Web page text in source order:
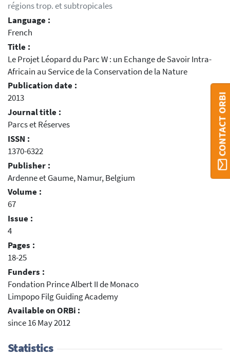
régions trop. et subtropicales
Language :
French
Title :
Le Projet Léopard du Parc W : un Echange de Savoir Intra-
Africain au Service de la Conservation de la Nature
Publication date :
2013
Journal title :
Parcs et Réserves
ISSN :
1370-6322
Publisher :
Ardenne et Gaume, Namur, Belgium
Volume :
67
Issue :
4
Pages :
18-25
Funders :
Fondation Prince Albert II de Monaco
Limpopo Filg Guiding Academy
Available on ORBi :
since 16 May 2012
Statistics
CONTACT ORBI